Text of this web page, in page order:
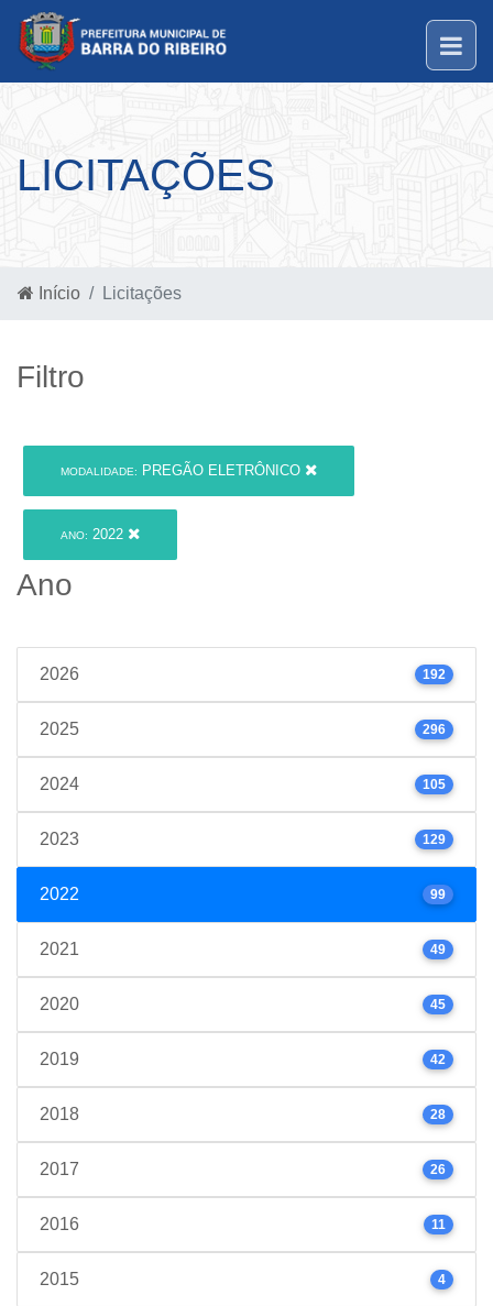
LICITAÇÕES
Início Licitações
Filtro
MODALIDADE: PREGÃO ELETRÔNICO
ANO: 2022
Ano
2026 192
2025 296
2024 105
2023 129
2022 99
2021 49
2020 45
2019 42
2018 28
2017 26
2016 11
2015 4